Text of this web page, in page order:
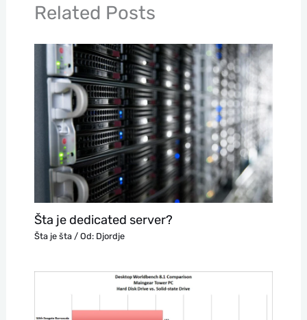
Related Posts
Šta je dedicated server?
Šta je šta/ Od: Djordje